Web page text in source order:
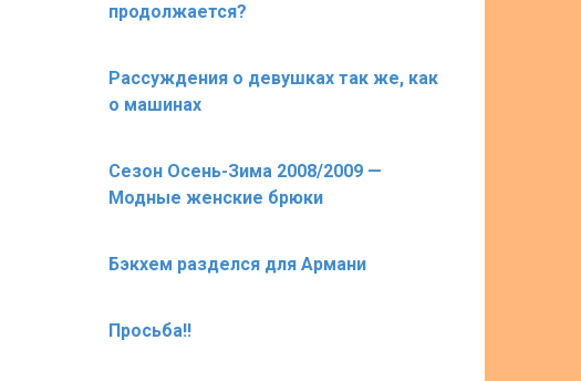
продолжается?
Рассуждения о девушках так же, как
о машинах
Сезон Осень-Зима 2008/2009 —
Модные женские брюки
Бэкхем разделся для Армани
Просьба!!